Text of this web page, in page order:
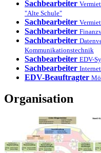
Sachbearbeiter
"Alte Schule"
Sachbearbeiter
Sachbearbeiter
Sachbearbeiter
Kommunikationstechnik
Sachbearbeiter EDV-
Sachbearbeiter
EDV-Beauftragter
Organisation